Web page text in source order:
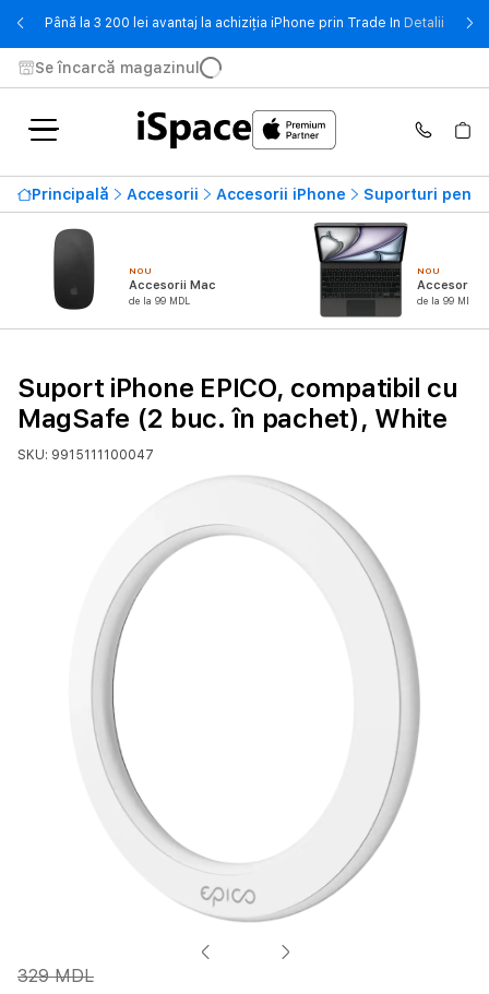
Până la 3 200 lei avantaj la achiziția iPhone prin Trade In Detalii -
Se încarcă magazinul
Principală Accesorii Accesorii iPhone Suporturi
NOU
Accesorii Mac
de la 99 MDL
NOU
Accesorii
de la 99 MDL
Suport iPhone EPICO, compatibil cu
MagSafe (2 buc. în pachet), White
SKU: 9915111100047
329 MDL